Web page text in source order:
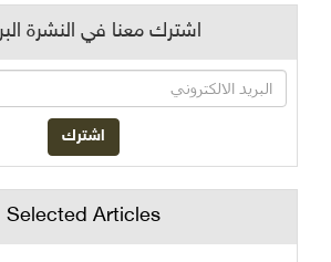
اشترك معنا في النشرة
Selected Articles